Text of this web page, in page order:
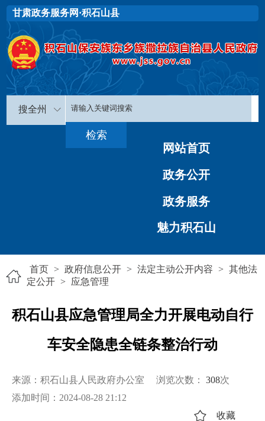
甘肃政务服务网·积石山县
搜全州
网站首页
政务公开
政务服务
魅力积石山
首页 > 政府信息公开 > 法定主动公开内容 > 其他法
定公开 > 应急管理
积石山县应急管理局全力开展电动自行
车安全隐患全链条整治行动
来源：积石山县人民政府办公室 浏览次数： 308次
添加时间：2024-08-28 21:12
收藏